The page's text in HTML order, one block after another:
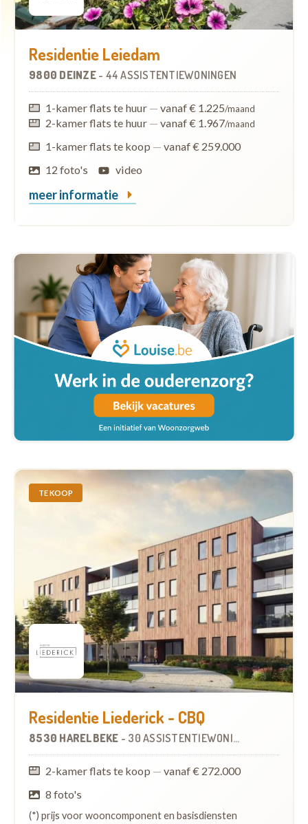
Residentie Leiedam
9800 DEINZE - 44 ASSISTENTIEWONINGEN
1-kamer flats te huur — vanaf € 1.225/maand
2-kamer flats te huur — vanaf € 1.967/maand
1-kamer flats te koop — vanaf € 259.000
12 foto's
video
meer informatie
TE KOOP
Residentie Liederick - CBQ
8530 HARELBEKE - 30 ASSISTENTIEWONINGEN
2-kamer flats te koop — vanaf € 272.000
8 foto's
(*) prijs voor wooncomponent en basisdiensten